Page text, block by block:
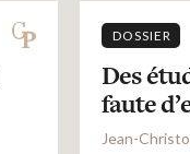
DOSSIER
Des
faute
Jean-